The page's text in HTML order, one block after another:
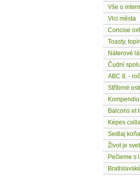
Vše o
Vlci města
Concise
Toasty,
Náterové
Čudní
ABC 8. -
Stříbrné
Balcons et
Képes
Sedlaj
Život je
Pečieme s